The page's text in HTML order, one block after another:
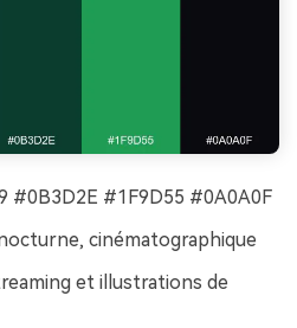
#0B3D2E #1F9D55 #0A0A0F
cinématographique
et illustrations de